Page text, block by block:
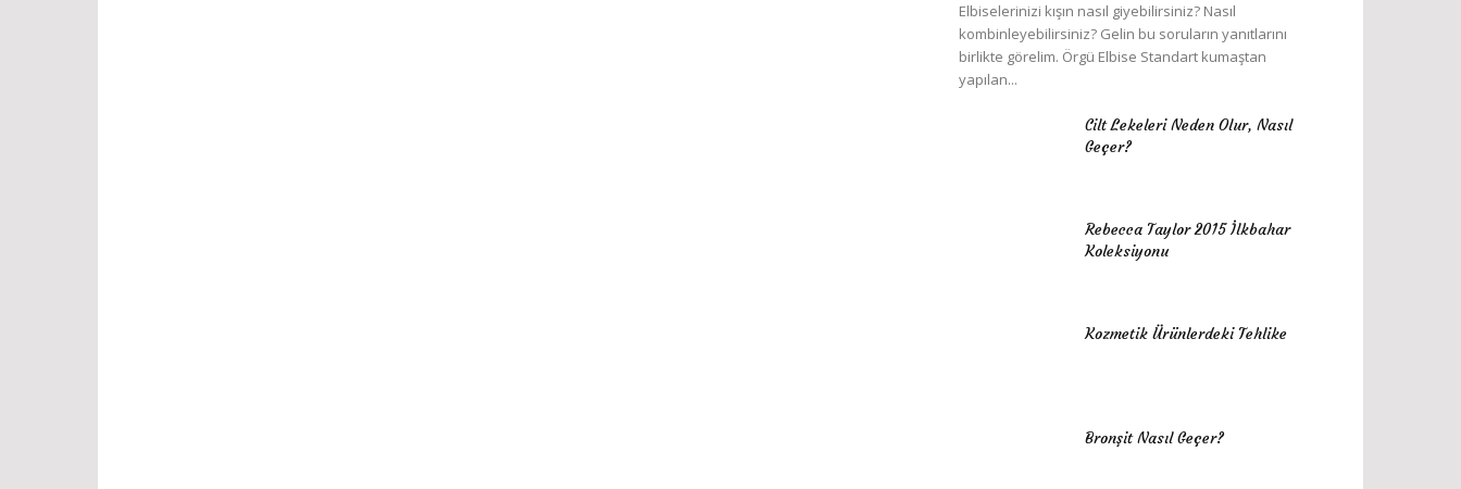
Elbiselerinizi kışın nasıl giyebilirsiniz? Nasıl
kombinleyebilirsiniz? Gelin bu soruların yanıtlarını
birlikte görelim. Örgü Elbise Standart kumaştan
yapılan...
Cilt Lekeleri Neden Olur, Nasıl
Geçer?
Rebecca Taylor 2015 İlkbahar
Koleksiyonu
Kozmetik Ürünlerdeki Tehlike
Bronşit Nasıl Geçer?